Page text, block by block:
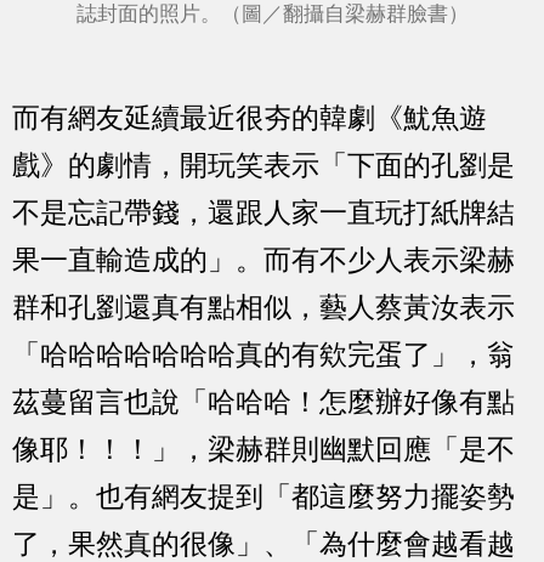
誌封面的照片。（圖／翻攝自梁赫群臉書）
而有網友延續最近很夯的韓劇《魷魚遊
戲》的劇情，開玩笑表示「下面的孔劉是
不是忘記帶錢，還跟人家一直玩打紙牌結
果一直輸造成的」。而有不少人表示梁赫
群和孔劉還真有點相似，藝人蔡黃汝表示
「哈哈哈哈哈哈哈真的有欸完蛋了」，翁
茲蔓留言也說「哈哈哈！怎麼辦好像有點
像耶！！！」，梁赫群則幽默回應「是不
是」。也有網友提到「都這麼努力擺姿勢
了，果然真的很像」、「為什麼會越看越